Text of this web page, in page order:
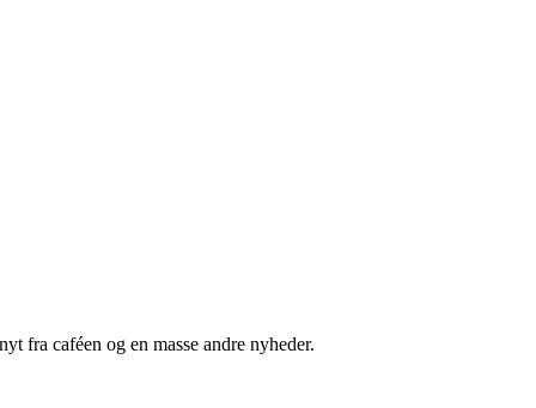
fra caféen og en masse andre nyheder.